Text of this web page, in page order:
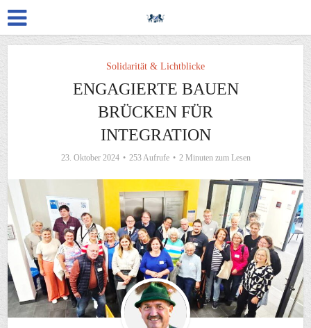
Solidarität & Lichtblicke
ENGAGIERTE BAUEN
BRÜCKEN FÜR
INTEGRATION
23. Oktober 2024 253 Aufrufe 2 Minuten zum Lesen